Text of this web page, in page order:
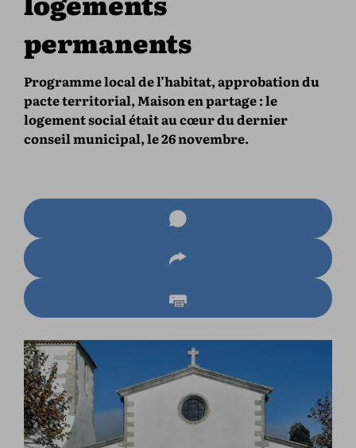
permanents
Programme local de l’habitat, approbation du
pacte territorial, Maison en partage : le
logement social était au cœur du dernier
conseil municipal, le 26 novembre.